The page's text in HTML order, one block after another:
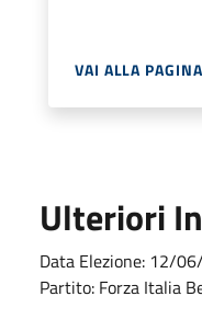
VAI ALLA PAGINA
Ulteriori
Data Elezione: 12/
Partito: Forza Italia